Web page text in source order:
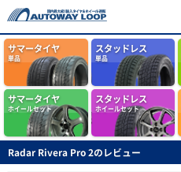
サマータイヤ
単品
スタッドレス
単品
サマータイヤ
ホイールセット
スタッドレス
ホイールセット
Radar Rivera Pro 2のレビュー